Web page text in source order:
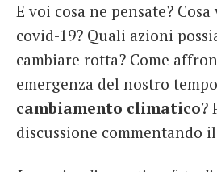
E voi cosa ne pensate?
covid-19? Quali azioni
cambiare rotta? Come
emergenza del nostro
cambiamento climatico?
discussione commentando